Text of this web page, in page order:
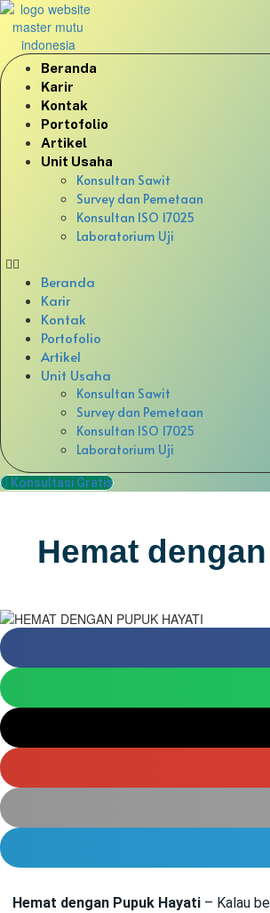
Beranda
Karir
Kontak
Portofolio
Artikel
Unit Usaha
Konsultan Sawit
Survey dan Pemetaan
Konsultan ISO 17025
Laboratorium Uji
Beranda
Karir
Kontak
Portofolio
Artikel
Unit Usaha
Konsultan Sawit
Survey dan Pemetaan
Konsultan ISO 17025
Laboratorium Uji
Konsultasi Gratis
Hemat
Hemat dengan Pupuk Hayati – Kalau